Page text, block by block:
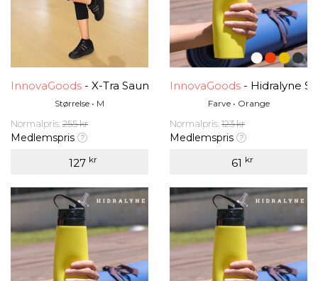
InnovaGoods - X-Tra Sauna Talje & Ben Slankende
Størrelse • M
Normalpris:255 kr
Medlemspris
127 kr
InnovaGoods - Hidralyne
Farve • Orange
Normalpris:123 kr
Medlemspris
61 kr